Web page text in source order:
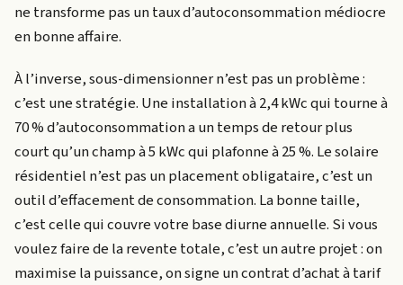
ne transforme pas un taux d’autoconsommation médiocre
en bonne affaire.
À l’inverse, sous-dimensionner n’est pas un problème :
c’est une stratégie. Une installation à 2,4 kWc qui tourne à
70 % d’autoconsommation a un temps de retour plus
court qu’un champ à 5 kWc qui plafonne à 25 %. Le solaire
résidentiel n’est pas un placement obligataire, c’est un
outil d’effacement de consommation. La bonne taille,
c’est celle qui couvre votre base diurne annuelle. Si vous
voulez faire de la revente totale, c’est un autre projet : on
maximise la puissance, on signe un contrat d’achat à tarif